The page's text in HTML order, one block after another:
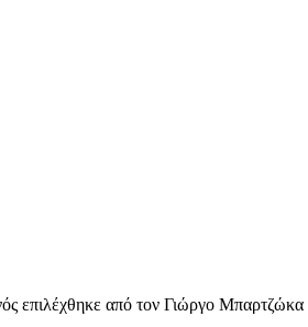
επιλέχθηκε από τον Γιώργο Μπαρτζώκα